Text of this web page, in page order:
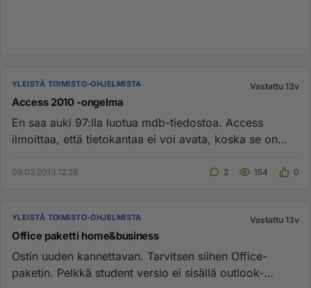
YLEISTÄ TOIMISTO-OHJELMISTA Vastattu 13v
Access 2010 -ongelma
En saa auki 97:lla luotua mdb-tiedostoa. Access
ilmoittaa, että tietokantaa ei voi avata, koska se on
09.03.2013 12:28 2 154 0
YLEISTÄ TOIMISTO-OHJELMISTA Vastattu 13v
Office paketti home&business
Ostin uuden kannettavan. Tarvitsen siihen Office-
paketin. Pelkkä student versio ei sisällä outlook-